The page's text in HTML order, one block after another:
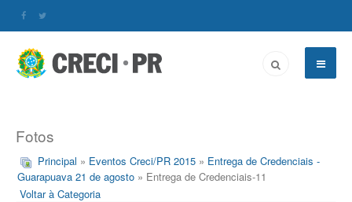
Fotos
Principal » Eventos Creci/PR 2015 » Entrega de Credenciais -
Guarapuava 21 de agosto » Entrega de Credenciais-11
Voltar à Categoria